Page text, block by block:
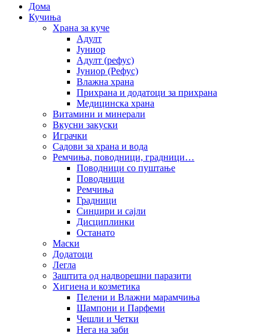
Дома
Кучиња
Храна за куче
Адулт
Јуниор
Адулт (рефус)
Јуниор (Рефус)
Влажна храна
Прихрана и додатоци за прихрана
Медицинска храна
Витамини и минерали
Вкусни закуски
Играчки
Садови за храна и вода
Ремчиња, поводници, градници…
Поводници со пуштање
Поводници
Ремчиња
Градници
Синџири и сајли
Дисциплинки
Останато
Маски
Додатоци
Легла
Заштита од надворешни паразити
Хигиена и козметика
Пелени и Влажни марамчиња
Шампони и Парфеми
Чешли и Четки
Нега на заби